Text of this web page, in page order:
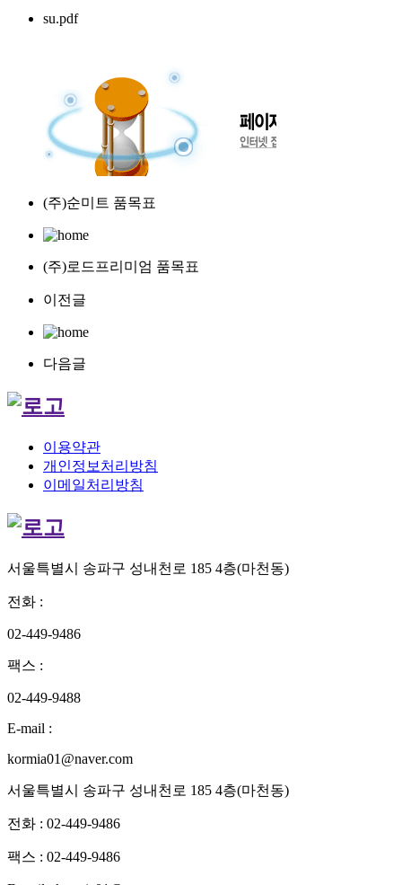
su.pdf
(주)순미트 품목표
(주)로드프리미엄 품목표
이전글
다음글
이용약관
개인정보처리방침
이메일처리방침
서울특별시 송파구 성내천로 185 4층(마천동)
전화 :
02-449-9486
팩스 :
02-449-9488
E-mail :
kormia01@naver.com
서울특별시 송파구 성내천로 185 4층(마천동)
전화 : 02-449-9486
팩스 : 02-449-9486